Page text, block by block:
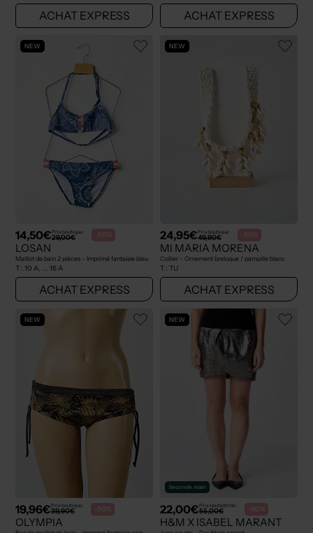
ACHAT EXPRESS ACHAT EXPRESS
NEW
14,50€Prix boutique :
29,00€ -50%
LOSAN
Maillot de bain 2 pièces - Imprimé fantaisie bleu
T : 10 A, ... 16 A
ACHAT EXPRESS
NEW
24,95€Prix boutique :
49,90€ -50%
MI MARIA MORENA
Collier - Ornement breloque / pampille blanc
T : TU
ACHAT EXPRESS
NEW
19,96€Prix boutique :
39,90€ -50%
OLYMPIA
NEW
Seconde main
22,00€Prix neuf estimé :
55,00€ -60%
H&M X ISABEL MARANT